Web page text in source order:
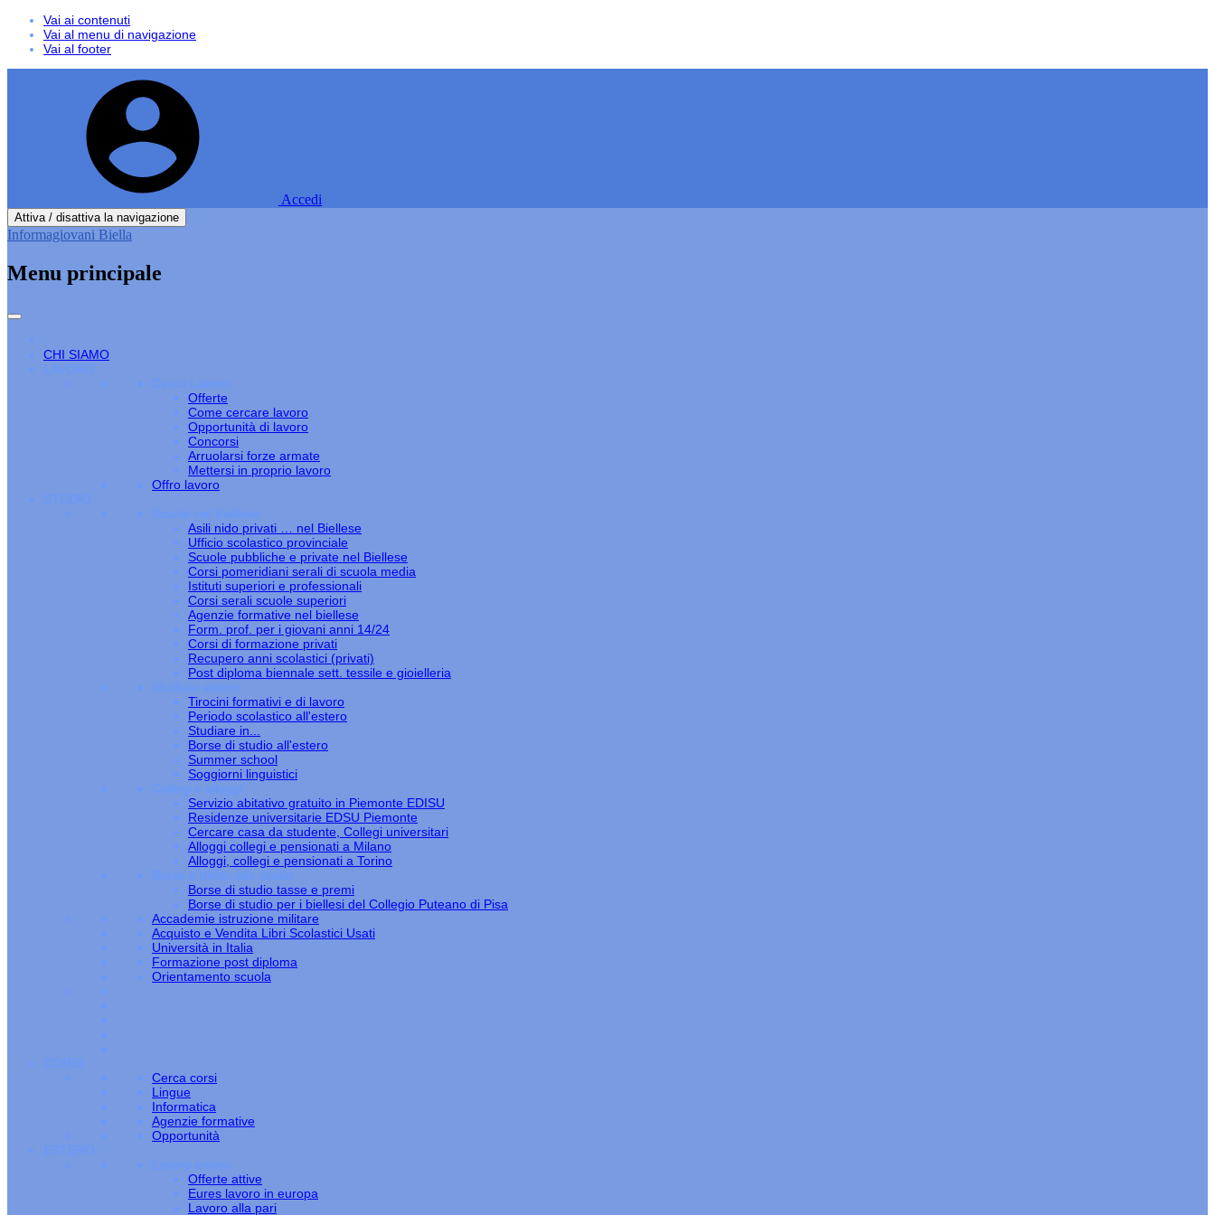
Vai ai contenuti
Vai al menu di navigazione
Vai al footer
Accedi
Attiva / disattiva la navigazione
Informagiovani Biella
Menu principale
CHI SIAMO
LAVORO
Cerco Lavoro
Offerte
Come cercare lavoro
Opportunità di lavoro
Concorsi
Arruolarsi forze armate
Mettersi in proprio lavoro
Offro lavoro
STUDIO
Scuole nel Biellese
Asili nido privati … nel Biellese
Ufficio scolastico provinciale
Scuole pubbliche e private nel Biellese
Corsi pomeridiani serali di scuola media
Istituti superiori e professionali
Corsi serali scuole superiori
Agenzie formative nel biellese
Form. prof. per i giovani anni 14/24
Corsi di formazione privati
Recupero anni scolastici (privati)
Post diploma biennale sett. tessile e gioielleria
Studiare estero
Tirocini formativi e di lavoro
Periodo scolastico all'estero
Studiare in...
Borse di studio all'estero
Summer school
Soggiorni linguistici
Collegi e alloggi
Servizio abitativo gratuito in Piemonte EDISU
Residenze universitarie EDSU Piemonte
Cercare casa da studente, Collegi universitari
Alloggi collegi e pensionati a Milano
Alloggi, collegi e pensionati a Torino
Borse e diritto allo studio
Borse di studio tasse e premi
Borse di studio per i biellesi del Collegio Puteano di Pisa
Accademie istruzione militare
Acquisto e Vendita Libri Scolastici Usati
Università in Italia
Formazione post diploma
Orientamento scuola
CORSI
Cerca corsi
Lingue
Informatica
Agenzie formative
Opportunità
ESTERO
Lavoro estero
Offerte attive
Eures lavoro in europa
Lavoro alla pari